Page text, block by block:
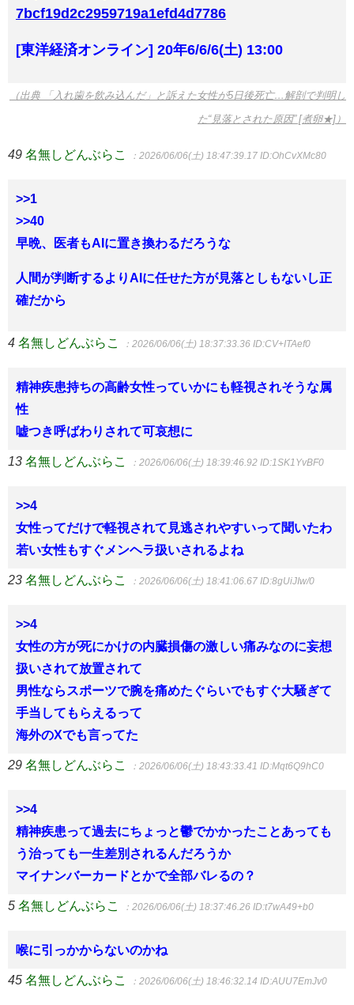
7bcf19d2c2959719a1efd4d7786
[東洋経済オンライン] 20年6/6/6(土) 13:00
（出典 「入れ歯を飲み込んだ」と訴えた女性が5日後死亡…解剖で判明し
た“見落とされた原因” [煮卵★]）
49 名無しどんぶらこ ：2026/06/06(土) 18:47:39.17 ID:OhCvXMc80
>>1
>>40
早晩、医者もAIに置き換わるだろうな
人間が判断するよりAIに任せた方が見落としもないし正
確だから
4 名無しどんぶらこ ：2026/06/06(土) 18:37:33.36 ID:CV+ITAef0
精神疾患持ちの高齢女性っていかにも軽視されそうな属
性
嘘つき呼ばわりされて可哀想に
13 名無しどんぶらこ ：2026/06/06(土) 18:39:46.92 ID:1SK1YvBF0
>>4
女性ってだけで軽視されて見逃されやすいって聞いたわ
若い女性もすぐメンヘラ扱いされるよね
23 名無しどんぶらこ ：2026/06/06(土) 18:41:06.67 ID:8gUiJIw/0
>>4
女性の方が死にかけの内臓損傷の激しい痛みなのに妄想
扱いされて放置されて
男性ならスポーツで腕を痛めたぐらいでもすぐ大騒ぎて
手当してもらえるって
海外のXでも言ってた
29 名無しどんぶらこ ：2026/06/06(土) 18:43:33.41 ID:Mqt6Q9hC0
>>4
精神疾患って過去にちょっと鬱でかかったことあっても
う治っても一生差別されるんだろうか
マイナンバーカードとかで全部バレるの？
5 名無しどんぶらこ ：2026/06/06(土) 18:37:46.26 ID:t7wA49+b0
喉に引っかからないのかね
45 名無しどんぶらこ ：2026/06/06(土) 18:46:32.14 ID:AUU7EmJv0